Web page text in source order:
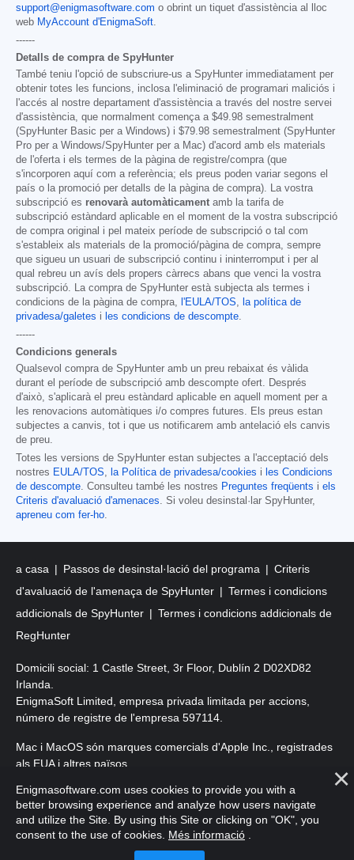
support@enigmasoftware.com o obrint un tiquet d'assistència al lloc
web MyAccount d'EnigmaSoft
------
Detalls de compra de SpyHunter
També teniu l'opció de subscriure-us a SpyHunter immediatament per
obtenir totes les funcions, inclosa l'eliminació de programari maliciós i
l'accés al nostre departament d'assistència a través del nostre servei
d'assistència, que normalment comença a $49.98 semestralment
(SpyHunter Basic per a Windows) i $79.98 semestralment (SpyHunter
Pro per a Windows/SpyHunter per a Mac) d'acord amb els materials
de l'oferta i els termes de la pàgina de registre/compra (que
s'incorporen aquí com a referència; els preus poden variar segons el
país o la promoció per detalls de la pàgina de compra). La vostra
subscripció es renovarà automàticament amb la tarifa de
subscripció estàndard aplicable en el moment de la vostra subscripció
de compra original i pel mateix període de subscripció o tal com
s'estableix als materials de la promoció/pàgina de compra, sempre
que sigueu un usuari de subscripció continu i ininterromput i per al
qual rebreu un avís dels propers càrrecs abans que venci la vostra
subscripció. La compra de SpyHunter està subjecta als termes i
condicions de la pàgina de compra,
l'EULA/TOS
la política de
privadesa/galetes i les condicions de descompte
------
Condicions generals
Qualsevol compra de SpyHunter amb un preu rebaixat és vàlida
durant el període de subscripció amb descompte ofert. Després
d'això, s'aplicarà el preu estàndard aplicable en aquell moment per a
les renovacions automàtiques i/o compres futures. Els preus estan
subjectes a canvis, tot i que us notificarem amb antelació els canvis
de preu.
Totes les versions de SpyHunter estan subjectes a l'acceptació dels
nostres EULA/TOS la Política de privadesa/cookies i les Condicions
de descompte . Consulteu també les nostres Preguntes freqüents i els
Criteris d'avaluació d'amenaces . Si voleu desinstal·lar SpyHunter,
apreneu com fer-ho
a casa Passos de desinstal·lació del programa
Criteris
d'avaluació de l'amenaça de SpyHunter
Termes i condicions
addicionals de SpyHunter
Termes i condicions addicionals de
RegHunter
Domicili social: 1 Castle Street, 3r Floor, Dublín 2 D02XD82
Irlanda.
EnigmaSoft Limited, empresa privada limitada per accions,
número de registre de l'empresa 597114.
Mac i MacOS són marques comercials d'Apple Inc., registrades
als EUA i altres països.
Copyright 2016-2026 . EnigmaSoft Ltd. Tots els drets reservats.
Enigmasoftware.com uses cookies to provide you with a
better browsing experience and analyze how users navigate
and utilize the Site. By using this Site or clicking on "OK", you
consent to the use of cookies. Més informació